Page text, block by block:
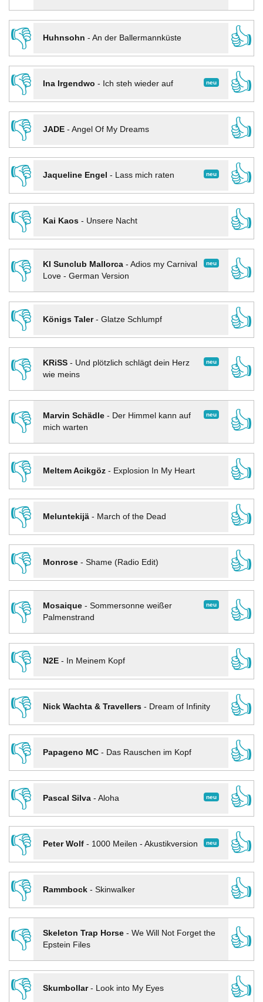
👎
Huhnsohn - An der Ballermannküste
👍
👎
neu
Ina Irgendwo - Ich steh wieder auf
👍
👎
JADE- Angel Of My Dreams
👍
👎
neu
Jaqueline Engel - Lass mich raten
👍
👎
Kai Kaos- Unsere Nacht
👍
👎
neu
KI Sunclub Mallorca- Adios my Carnival
Love - German Version
👍
👎
Königs Taler- Glatze Schlumpf
👍
👎
neu
KRiSS- Und plötzlich schlägt dein Herz
wie meins
👍
👎 neu
Marvin Schädle- Der Himmel kann auf
mich warten
👍
👎
Meltem Acikgöz- Explosion In My Heart
👍
👎
Meluntekijä- March of the Dead
👍
👎
Monrose- Shame (Radio Edit)
👍
👎
neu
Mosaique- Sommersonne weißer
Palmenstrand
👍
👎
N2E- In Meinem Kopf
👍
👎
Nick Wachta & Travellers- Dream of Infinity
👍
👎
Papageno MC- Das Rauschen im Kopf
👍
👎
neu
Pascal Silva- Aloha
👍
👎
neu
Peter Wolf- 1000 Meilen - Akustikversion
👍
👎
Rammbock- Skinwalker
👍
👎
Skeleton Trap Horse- We Will Not Forget the
Epstein Files
👍
👎
Skumbollar- Look into My Eyes
👍